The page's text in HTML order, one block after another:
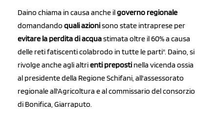
Daino chiama in causa anche ilgoverno regionale
domandando quali azionisono state intraprese per
evitare la perdita di acquastimata oltre il 60% a causa
delle reti fatiscenti colabrodo in tutte le parti". Daino, si
rivolge anche agli altrienti preposti nella vicenda ossia
al presidente della Regione Schifani, all'assessorato
regionale all'Agricoltura e al commissario del consorzio
di Bonifica, Giarraputo.